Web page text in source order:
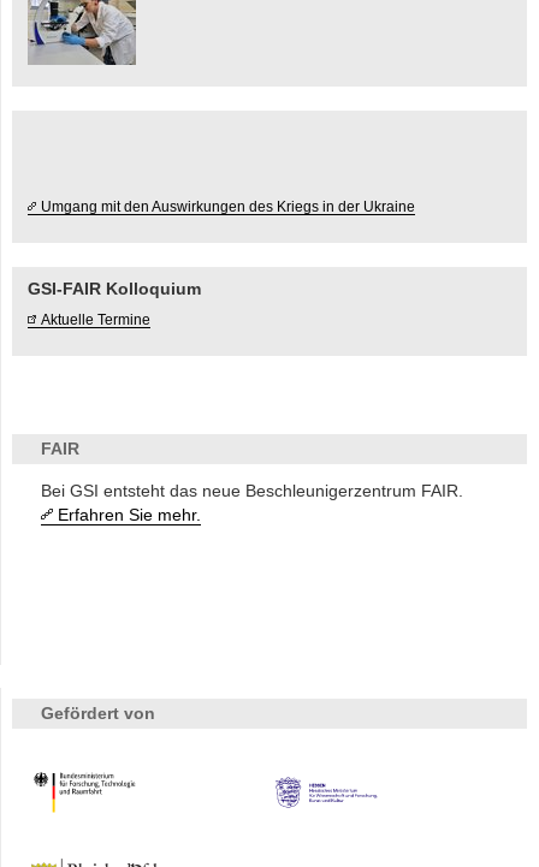
FAIR
Bei GSI entsteht das neue Beschleunigerzentrum FAIR.
Erfahren Sie mehr.
Gefördert von
HMWK
Umgang mit den Auswirkungen des Kriegs in der Ukraine
GSI-FAIR Kolloquium
Aktuelle Termine